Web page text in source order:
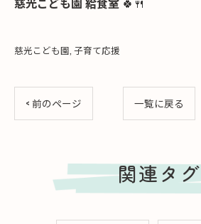
慈光こども園 子育て応援
< 前のページ 一覧に戻る
関連タグ